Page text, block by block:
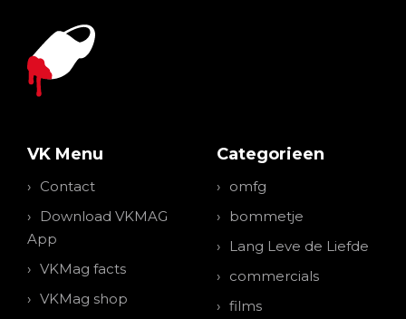
VK Menu
Contact
Download VKMAG
App
VKMag facts
VKMag shop
Categorieen
omfg
bommetje
Lang Leve de Liefde
commercials
films